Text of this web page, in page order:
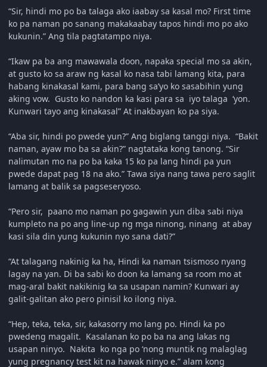
“Sir, hindi mo po ba talaga ako iaabay sa kasal mo? First time
ko pa naman po sanang makakaabay tapos hindi mo po ako
kukunin.” Ang tila pagtatampo niya.
“Ikaw pa ba ang mawawala doon, napaka special mo sa akin,
at gusto ko sa araw ng kasal ko nasa tabi lamang kita, para
habang kinakasal kami, para bang sa’yo ko sasabihin yung
aking vow. Gusto ko nandon ka kasi para sa iyo talaga ‘yon.
Kunwari tayo ang kinakasal” At inakbayan ko pa siya.
“Aba sir, hindi po pwede yun?” Ang biglang tanggi niya. “Bakit
naman, ayaw mo ba sa akin?” nagtataka kong tanong. “Sir
nalimutan mo na po ba kaka 15 ko pa lang hindi pa yun
pwede dapat pag 18 na ako.” Tawa siya nang tawa pero saglit
lamang at balik sa pagseseryoso.
“Pero sir, paano mo naman po gagawin yun diba sabi niya
kumpleto na po ang line-up ng mga ninong, ninang at abay
kasi sila din yung kukunin nyo sana dati?”
“At talagang nakinig ka ha, Hindi ka naman tsismoso nyang
lagay na yan. Di ba sabi ko doon ka lamang sa room mo at
mag-aral bakit nakikinig ka sa usapan namin? Kunwari ay
galit-galitan ako pero pinisil ko ilong niya.
“Hep, teka, teka, sir, kakasorry mo lang po. Hindi ka po
pwedeng magalit. Kasalanan ko po ba na ang lakas ng
usapan ninyo. Nakita ko nga po ‘nong muntik ng malaglag
yung pregnancy test kit na hawak ninyo e.” alam kong